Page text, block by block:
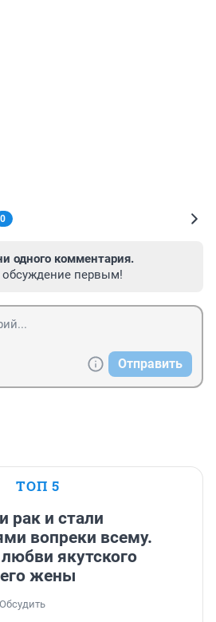
0
одного комментария.
обсуждение первым!
Отправить
ТОП 5
рак и стали
вопреки всему.
якутского
жены
Обсудить